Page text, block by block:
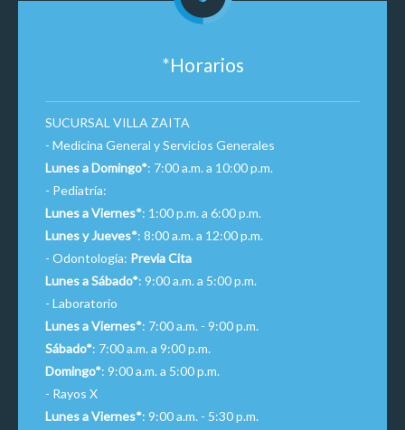
*Horarios
SUCURSAL VILLA ZAITA
- Medicina General y Servicios Generales
Lunes a Domingo*: 7:00 a.m. a 10:00 p.m.
- Pediatría:
Lunes a Viernes*: 1:00 p.m. a 6:00 p.m.
Lunes y Jueves*: 8:00 a.m. a 12:00 p.m.
- Odontología: Previa Cita
Lunes a Sábado*: 9:00 a.m. a 5:00 p.m.
- Laboratorio
Lunes a Viernes*: 7:00 a.m. - 9:00 p.m.
Sábado*: 7:00 a.m. a 9:00 p.m.
Domingo*: 9:00 a.m. a 5:00 p.m.
- Rayos X
Lunes a Viernes*: 9:00 a.m. - 5:30 p.m.